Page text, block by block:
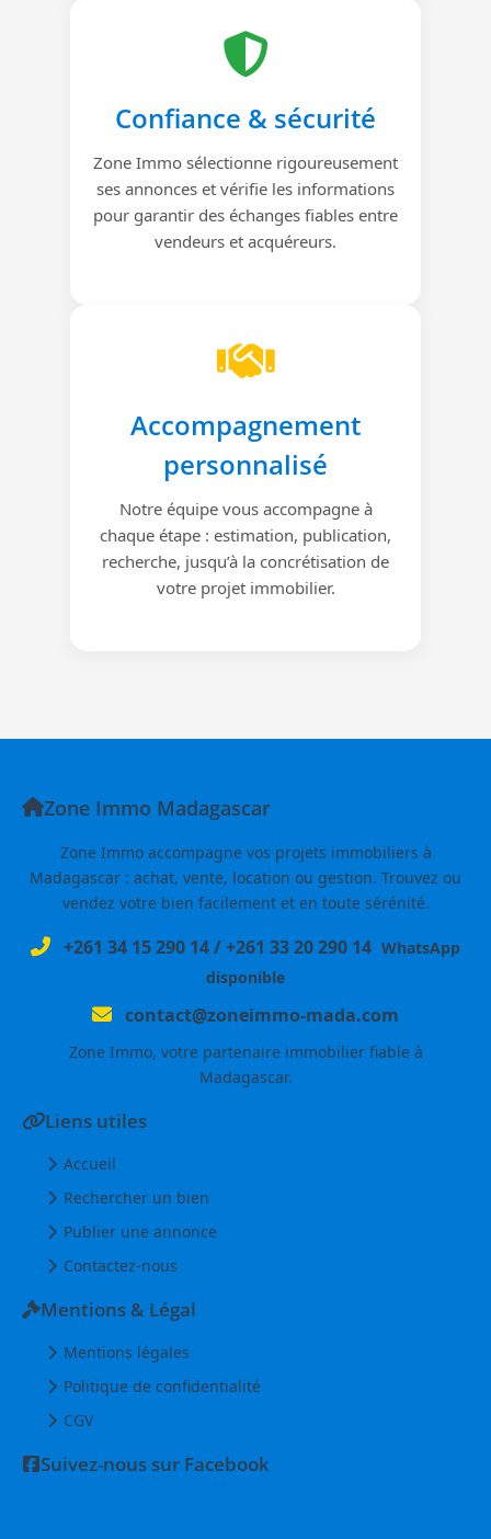
Confiance & sécurité
Zone Immo sélectionne rigoureusement
ses annonces et vérifie les informations
pour garantir des échanges fiables entre
vendeurs et acquéreurs.
Accompagnement
personnalisé
Notre équipe vous accompagne à
chaque étape : estimation, publication,
recherche, jusqu’à la concrétisation de
votre projet immobilier.
Zone Immo Madagascar
Zone Immo accompagne vos projets immobiliers à
Madagascar : achat, vente, location ou gestion. Trouvez ou
vendez votre bien facilement et en toute sérénité.
+261 34 15 290 14/+261 33 20 290 14 WhatsApp
disponible
contact@zoneimmo-mada.com
Zone Immo, votre partenaire immobilier fiable à
Madagascar.
Liens utiles
Accueil
Rechercher un bien
Publier une annonce
Contactez-nous
Mentions & Légal
Mentions légales
Politique de confidentialité
CGV
Suivez-nous sur Facebook